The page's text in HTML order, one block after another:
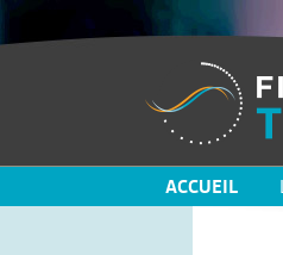
ACCUEIL